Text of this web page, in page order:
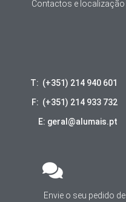
Contactos e localização
T: (+351) 214 940 601
F: (+351) 214 933 732
E: geral@alumais.pt
Envie o seu pedido de